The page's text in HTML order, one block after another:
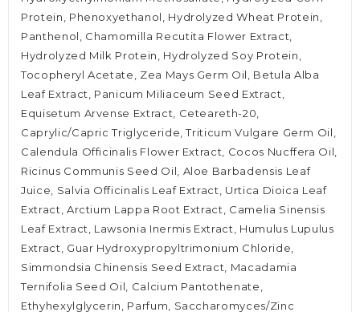
Protein, Phenoxyethanol, Hydrolyzed Wheat Protein,
Panthenol, Chamomilla Recutita Flower Extract,
Hydrolyzed Milk Protein, Hydrolyzed Soy Protein,
Tocopheryl Acetate, Zea Mays Germ Oil, Betula Alba
Leaf Extract, Panicum Miliaceum Seed Extract,
Equisetum Arvense Extract, Ceteareth-20,
Caprylic/Capric Triglyceride, Triticum Vulgare Germ Oil,
Calendula Officinalis Flower Extract, Cocos Nucffera Oil,
Ricinus Communis Seed Oil, Aloe Barbadensis Leaf
Juice, Salvia Officinalis Leaf Extract, Urtica Dioica Leaf
Extract, Arctium Lappa Root Extract, Camelia Sinensis
Leaf Extract, Lawsonia Inermis Extract, Humulus Lupulus
Extract, Guar Hydroxypropyltrimonium Chloride,
Simmondsia Chinensis Seed Extract, Macadamia
Ternifolia Seed Oil, Calcium Pantothenate,
Ethyhexylglycerin, Parfum, Saccharomyces/Zinc